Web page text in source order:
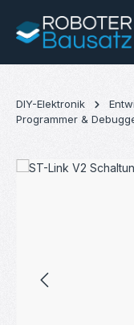
Zum Hauptinhalt
DIY-Elektronik
Programmer &
Bildergalerie